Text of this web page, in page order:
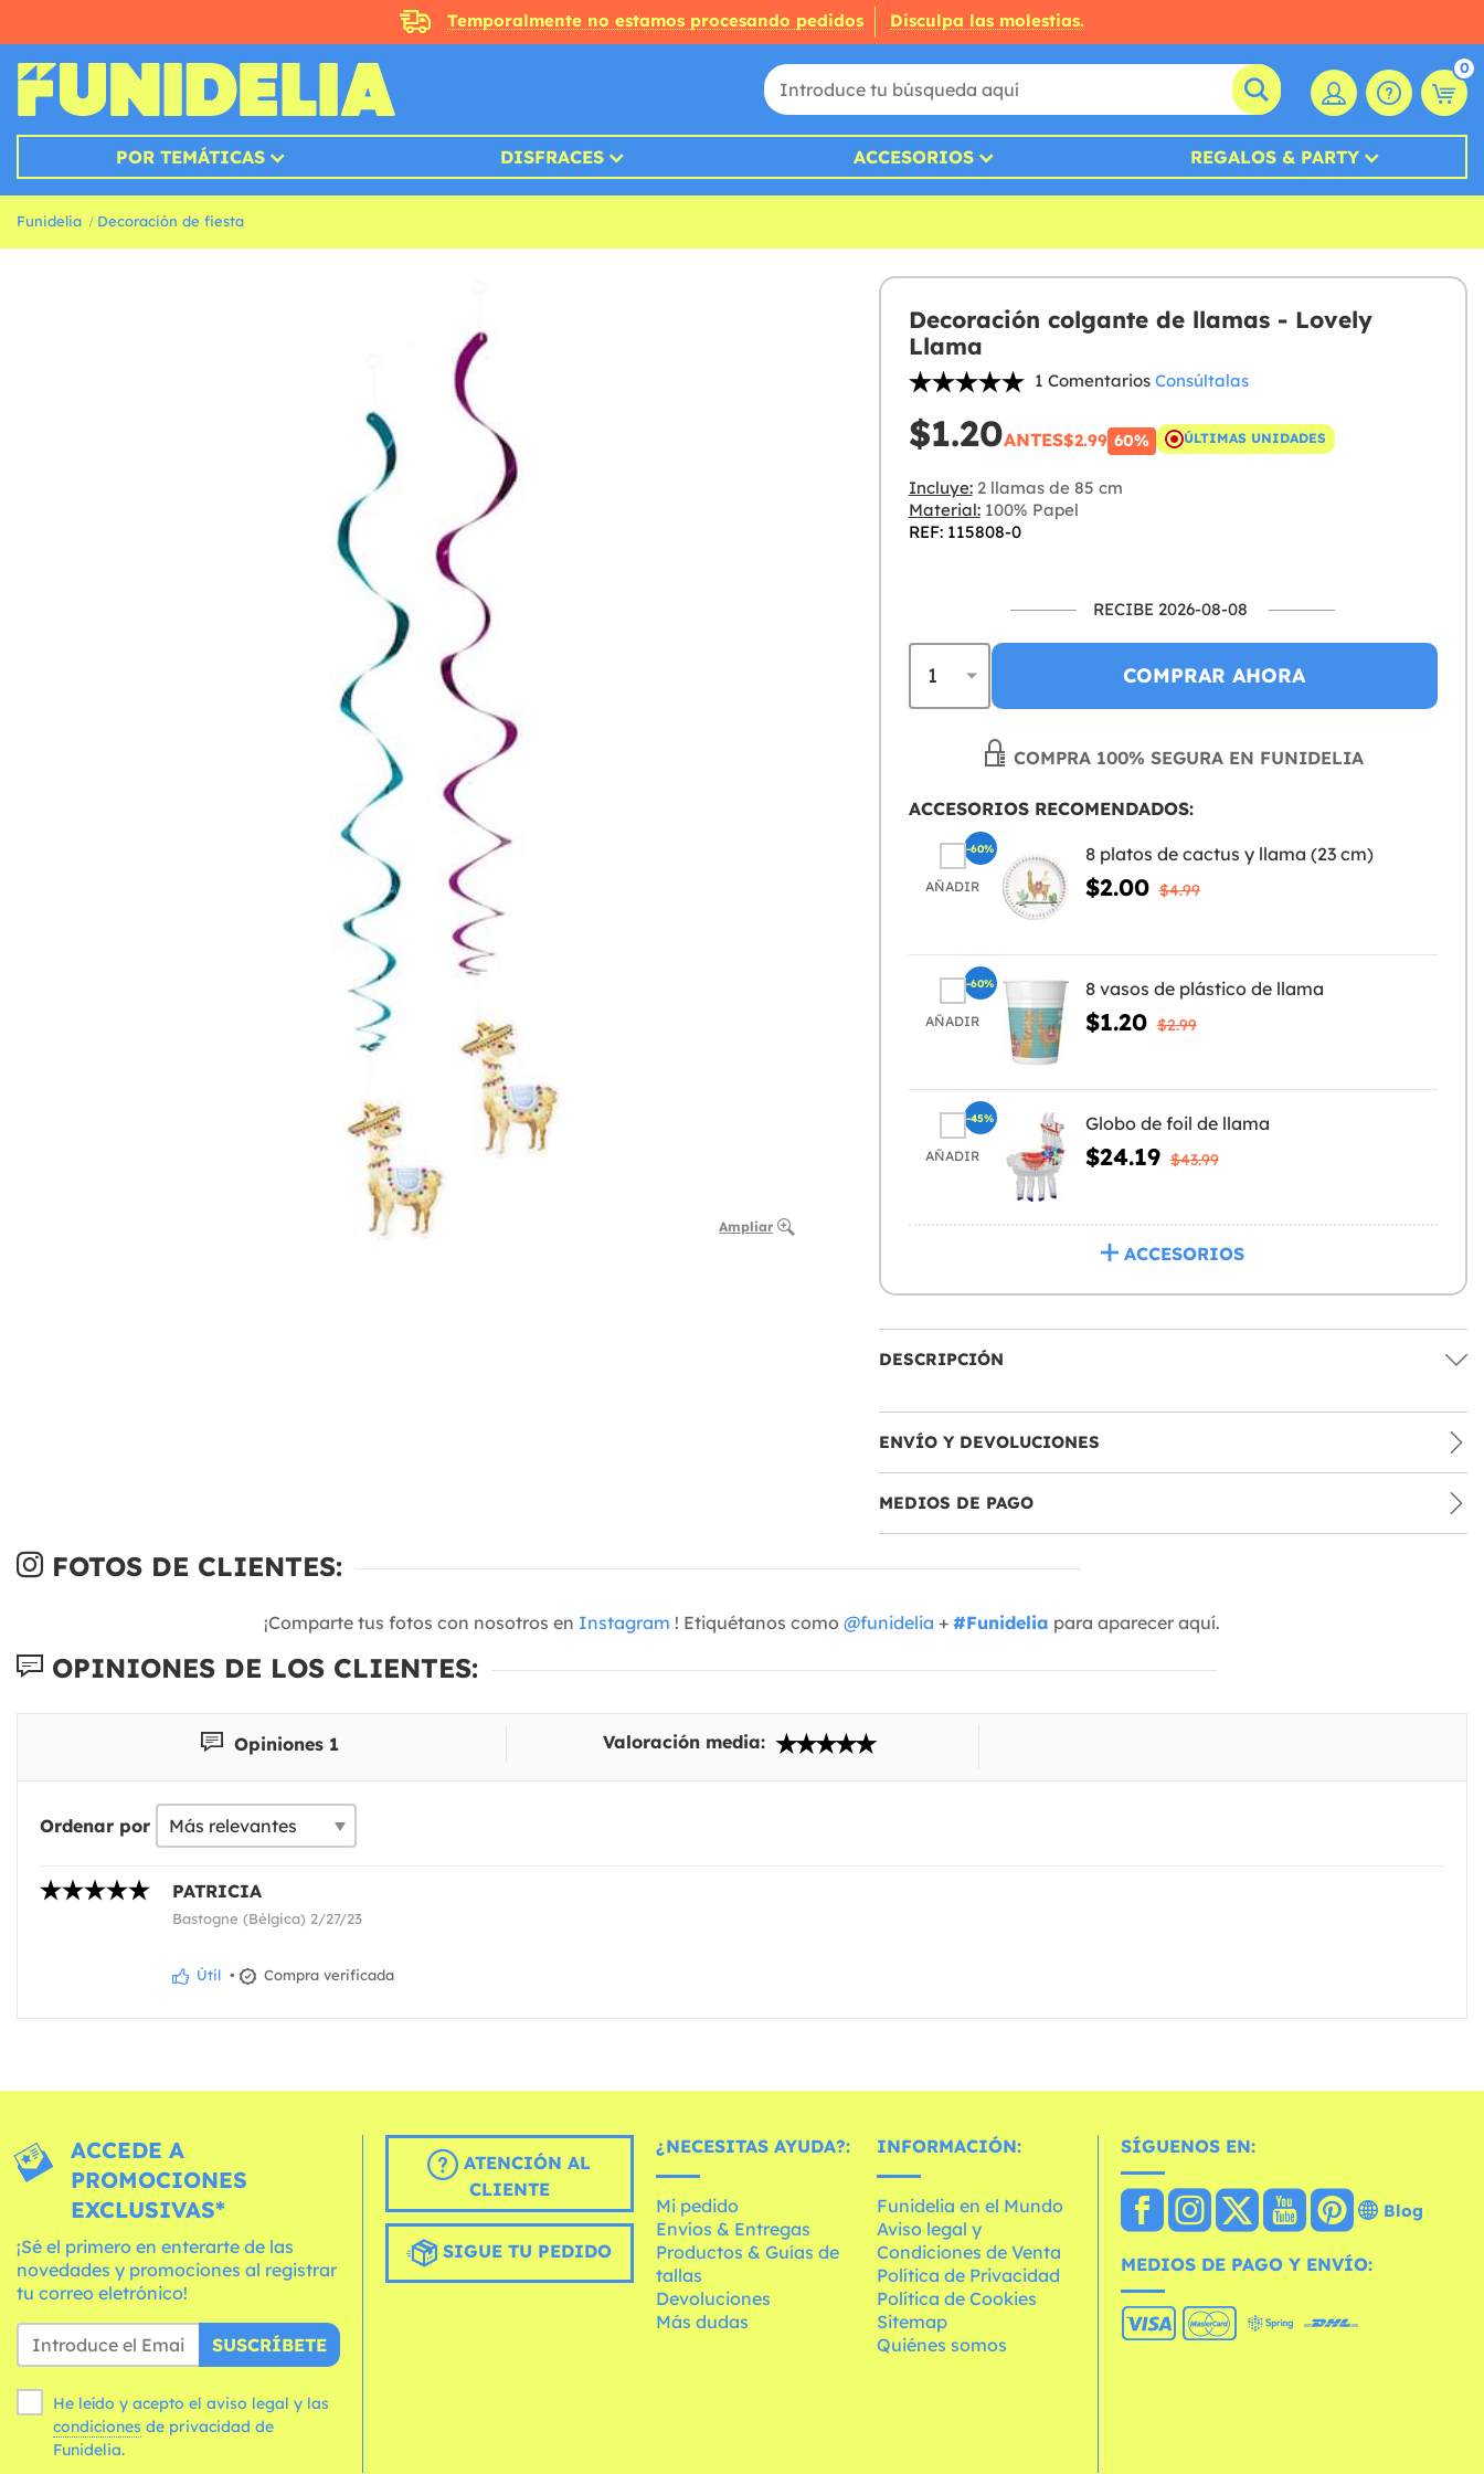
Temporalmente no estamos procesando pedidos Disculpa las molestias.
0
POR TEMÁTICAS DISFRACES ACCESORIOS REGALOS & PARTY
Funidelia Decoración de fiesta
Ampliar
Decoración colgante de llamas - Lovely
Llama
1 Comentarios Consúltalas
$1.20ANTES$2.99 60% ÚLTIMAS UNIDADES
Incluye:2 llamas de 85 cm
Material:100% Papel
REF: 115808-0
RECIBE 2026-08-08
COMPRAR AHORA
COMPRA 100% SEGURA EN FUNIDELIA
ACCESORIOS RECOMENDADOS:
AÑADIR
8 platos de cactus y llama (23 cm)
$2.00 $4.99
-60%
AÑADIR
8 vasos de plástico de llama
$1.20 $2.99
-60%
AÑADIR
Globo de foil de llama
$24.19 $43.99
-45%
ACCESORIOS
DESCRIPCIÓN
ENVÍO Y DEVOLUCIONES
MEDIOS DE PAGO
FOTOS DE CLIENTES:
¡Comparte tus fotos con nosotros en Instagram ! Etiquétanos como @funidelia + #Funidelia para aparecer aquí.
OPINIONES DE LOS CLIENTES:
Opiniones 1 Valoración media:
Ordenar por
PATRICIA
Bastogne (Bélgica) 2/27/23
Útil • Compra verificada
ACCEDE A
PROMOCIONES
EXCLUSIVAS*
¡Sé el primero en enterarte de las
novedades y promociones al registrar
tu correo eletrónico!
SUSCRÍBETE
He leído y acepto el aviso legal y las
condiciones
Funidelia.
ATENCIÓN AL
CLIENTE
SIGUE TU PEDIDO
¿NECESITAS AYUDA?:
Mi pedido
Envíos & Entregas
Productos & Guías de
tallas
Devoluciones
Más dudas
INFORMACIÓN:
Funidelia en el Mundo
Aviso legal y
Condiciones de Venta
Política de Privacidad
Política de Cookies
Sitemap
Quiénes somos
SÍGUENOS EN:
Blog
MEDIOS DE PAGO Y ENVÍO: